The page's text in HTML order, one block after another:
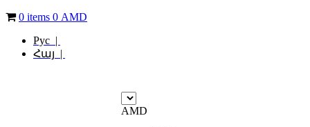
0 items 0 AMD
Рус |
Հայ |
AMD